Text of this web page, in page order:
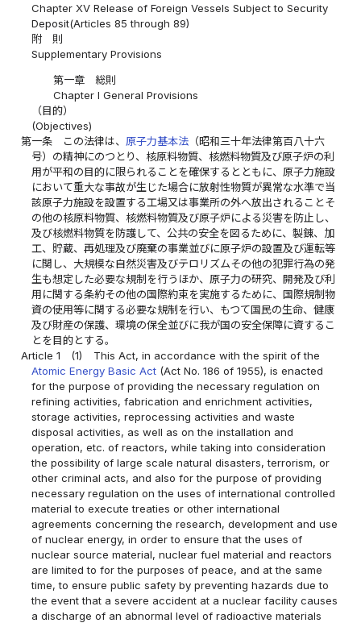
Chapter XV Release of Foreign Vessels Subject to Security
Deposit(Articles 85 through 89)
附 則
Supplementary Provisions
第一章 総則
Chapter I General Provisions
（目的）
(Objectives)
第一条
この法律は、 原子力基本法 （昭和三十年法律第百八十六
号）の精神にのつとり、核原料物質、核燃料物質及び原子炉の利
用が平和の目的に限られることを確保するとともに、原子力施設
において重大な事故が生じた場合に放射性物質が異常な水準で当
該原子力施設を設置する工場又は事業所の外へ放出されることそ
の他の核原料物質、核燃料物質及び原子炉による災害を防止し、
及び核燃料物質を防護して、公共の安全を図るために、製錬、加
工、貯蔵、再処理及び廃棄の事業並びに原子炉の設置及び運転等
に関し、大規模な自然災害及びテロリズムその他の犯罪行為の発
生も想定した必要な規制を行うほか、原子力の研究、開発及び利
用に関する条約その他の国際約束を実施するために、国際規制物
資の使用等に関する必要な規制を行い、もつて国民の生命、健康
及び財産の保護、環境の保全並びに我が国の安全保障に資するこ
とを目的とする。
Article 1
(1)
This Act, in accordance with the spirit of the
Atomic Energy Basic Act (Act No. 186 of 1955), is enacted
for the purpose of providing the necessary regulation on
refining activities, fabrication and enrichment activities,
storage activities, reprocessing activities and waste
disposal activities, as well as on the installation and
operation, etc. of reactors, while taking into consideration
the possibility of large scale natural disasters, terrorism, or
other criminal acts, and also for the purpose of providing
necessary regulation on the uses of international controlled
material to execute treaties or other international
agreements concerning the research, development and use
of nuclear energy, in order to ensure that the uses of
nuclear source material, nuclear fuel material and reactors
are limited to for the purposes of peace, and at the same
time, to ensure public safety by preventing hazards due to
the event that a severe accident at a nuclear facility causes
a discharge of an abnormal level of radioactive materials